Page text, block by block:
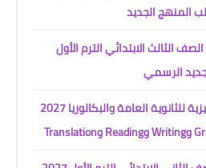
الثالث الابتدائي الترم الأول
أفضل كورس لغة انجليزية للثانوية العامة والبكالوريا 2027